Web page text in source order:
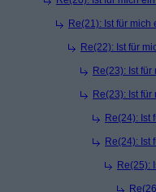
Re(21): Ist für
Re(22): Ist für
Re(23): Ist
Re(23): Ist
Re(24): Ist
Re(24): Ist
Re(25):